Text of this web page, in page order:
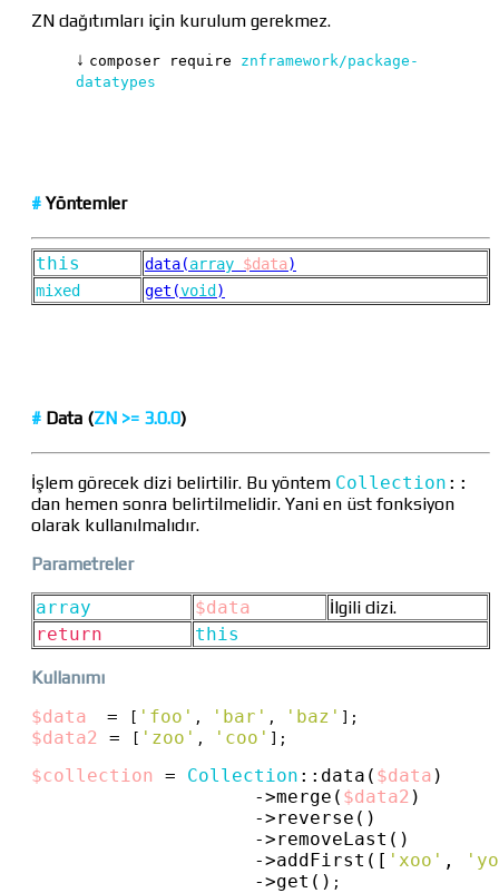
ZN dağıtımları için kurulum gerekmez.
↓ composer require znframework/package-
datatypes
#Yöntemler
this data(array $data)
mixed
get(void )
# Data (ZN >= 3.0.0)
İşlem görecek dizi belirtilir. Bu yöntem Collection ::
dan hemen sonra belirtilmelidir. Yani en üst fonksiyon
olarak kullanılmalıdır.
Parametreler
array $data
İlgili dizi.
return
this
Kullanımı
$data
= 'foo' , 'bar' , 'baz'
$data2 = 'zoo' , 'coo' ];
$collection = Collection :: data( $data )
->merge( $data2 )
->reverse()
->removeLast()
->addFirst([ 'xoo' ,
->get() ;